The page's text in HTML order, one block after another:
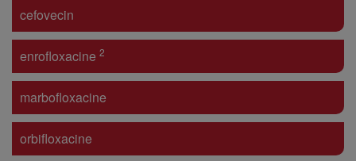
cefovecin
enrofloxacine 2
marbofloxacine
orbifloxacine